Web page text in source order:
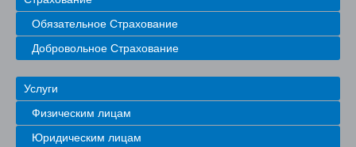
Обязательное Страхование
Добровольное Страхование
Услуги
Физическим лицам
Юридическим лицам